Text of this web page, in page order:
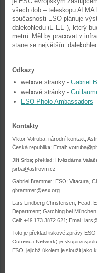
všech dob – teleskopu ALMA
současnosti ESO plánuje
dalekohledu (E-ELT), který
metrů. Měl by pracovat v
stane se největším
Odkazy
webové stránky - Gabriel
webové stránky -
ESO Photo Ambassadors
Kontakty
Viktor Votruba; národní kontakt;
Česká republika; Email:
Jiří Srba; překlad; Hvězdárna
jsrba@astrovm.cz
Gabriel Brammer; ESO; Vitacura,
gbrammer@eso.org
Lars Lindberg Christensen; Head,
Department; Garching bei
Cell: +49 173 3872 621; Email:
Toto je překlad tiskové zprávy
Outreach Network) je skupina
ESO, jejichž úkolem je sloužit jako